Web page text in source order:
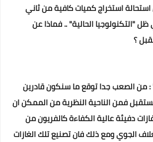
استخراج كميات كافية من ثاني
"التكنولوجيا الحالية" .. فماذا عن
؟
الصعب جدا توقع ما سنكون قادرين
فمن الناحية النظرية من الممكن ان
دفيئة عالية الكفاءة كالفريون من
الجوي ومع ذلك فان تصنيع تلك الغازات